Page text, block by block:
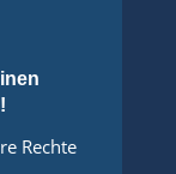
Rechte